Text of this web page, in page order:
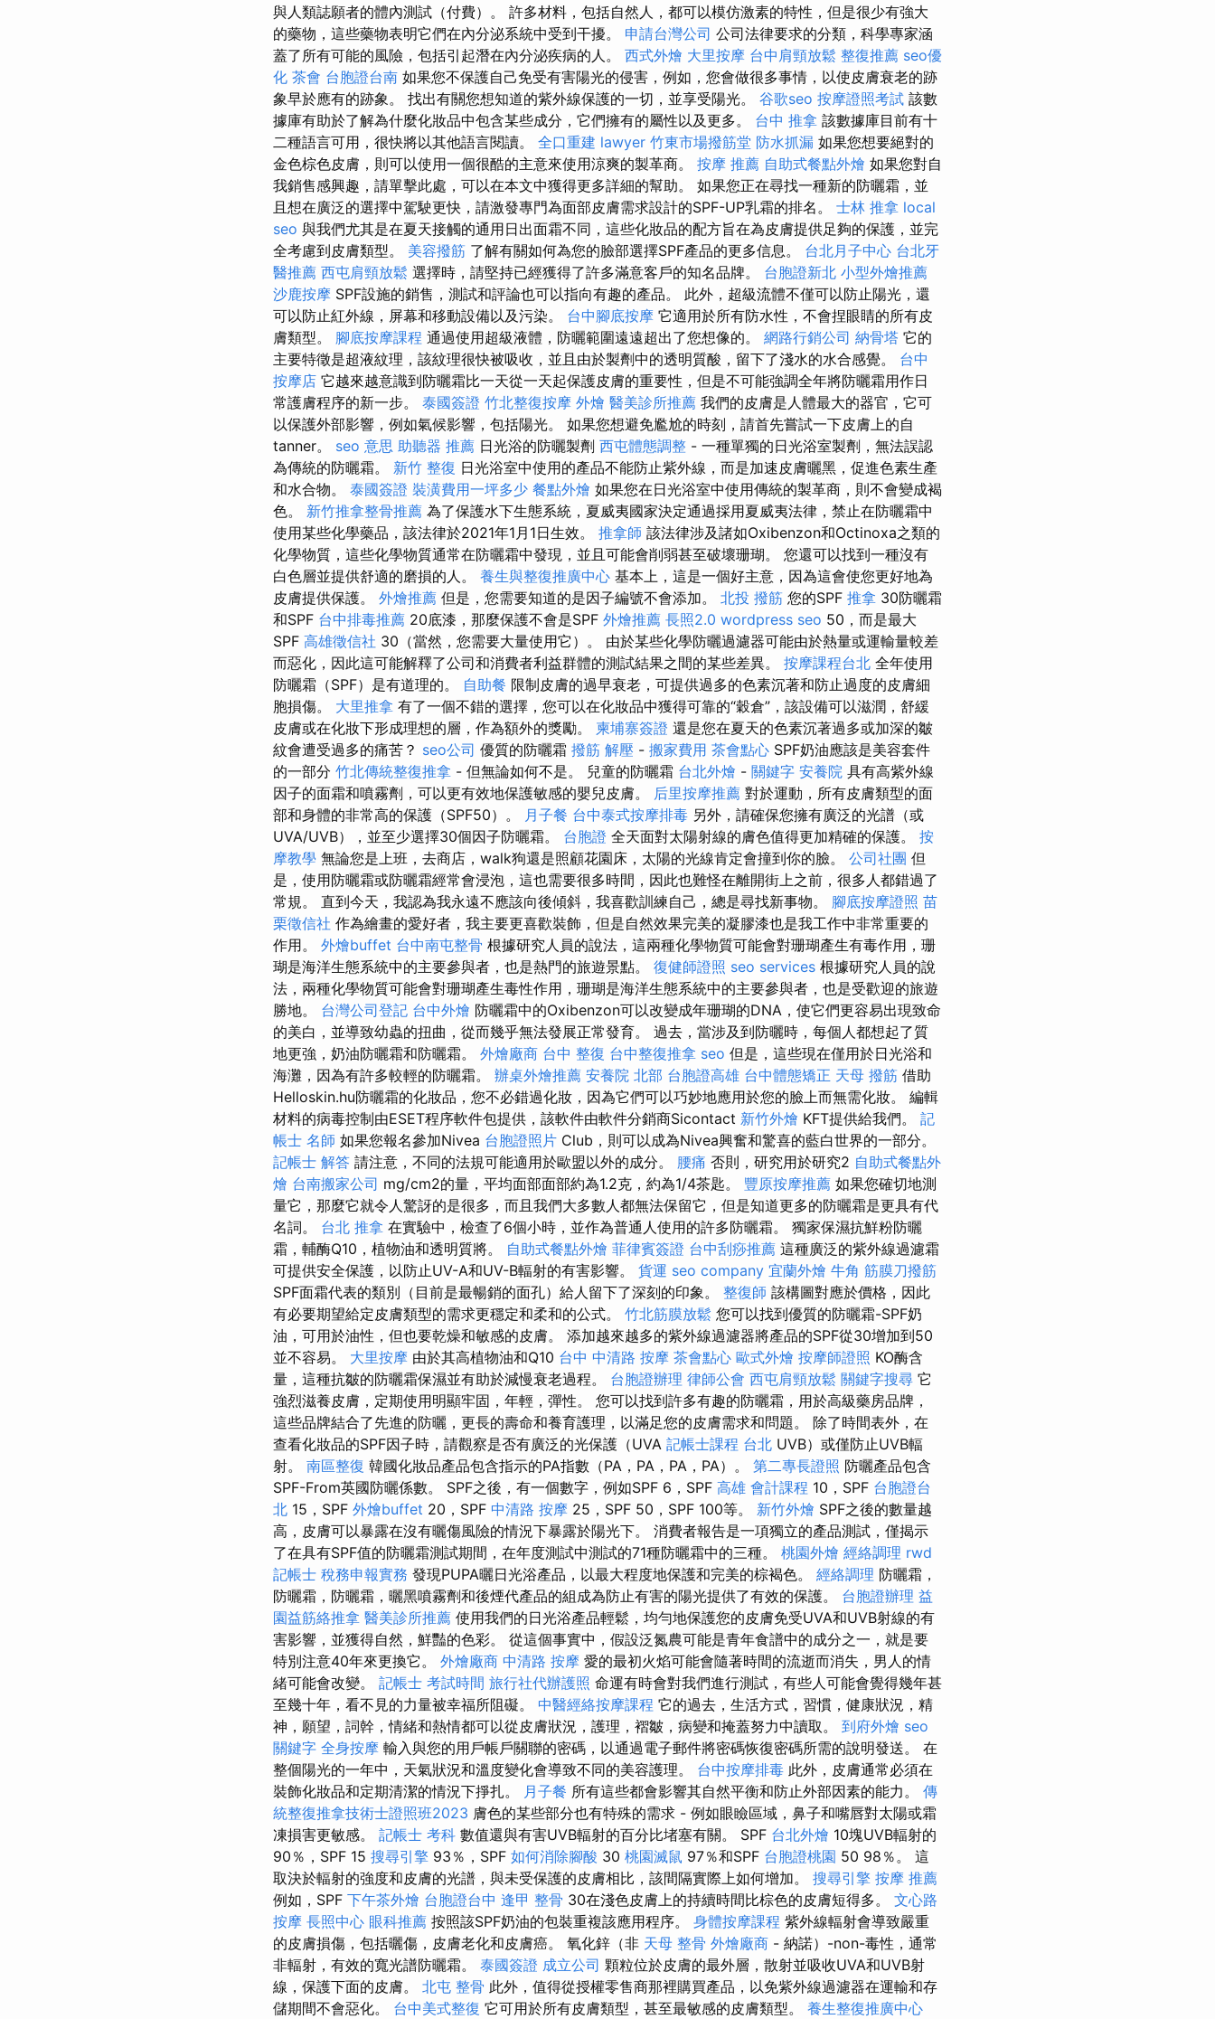
與人類誌願者的體內測試（付費）。 許多材料，包括自然人，都可以模仿激素的特性，但是很少有強大
的藥物，這些藥物表明它們在內分泌系統中受到干擾。 申請台灣公司 公司法律要求的分類，科學專家涵
蓋了所有可能的風險，包括引起潛在內分泌疾病的人。 西式外燴 大里按摩 台中肩頸放鬆 整復推薦 seo優
化 茶會 台胞證台南 如果您不保護自己免受有害陽光的侵害，例如，您會做很多事情，以使皮膚衰老的跡
象早於應有的跡象。 找出有關您想知道的紫外線保護的一切，並享受陽光。 谷歌seo 按摩證照考試 該數
據庫有助於了解為什麼化妝品中包含某些成分，它們擁有的屬性以及更多。 台中 推拿 該數據庫目前有十
二種語言可用，很快將以其他語言閱讀。 全口重建 lawyer 竹東市場撥筋堂 防水抓漏 如果您想要絕對的
金色棕色皮膚，則可以使用一個很酷的主意來使用涼爽的製革商。 按摩 推薦 自助式餐點外燴 如果您對自
我銷售感興趣，請單擊此處，可以在本文中獲得更多詳細的幫助。 如果您正在尋找一種新的防曬霜，並
且想在廣泛的選擇中駕駛更快，請激發專門為面部皮膚需求設計的SPF-UP乳霜的排名。 士林 推拿 local
seo 與我們尤其是在夏天接觸的通用日出面霜不同，這些化妝品的配方旨在為皮膚提供足夠的保護，並完
全考慮到皮膚類型。 美容撥筋 了解有關如何為您的臉部選擇SPF產品的更多信息。 台北月子中心 台北牙
醫推薦 西屯肩頸放鬆 選擇時，請堅持已經獲得了許多滿意客戶的知名品牌。 台胞證新北 小型外燴推薦
沙鹿按摩 SPF設施的銷售，測試和評論也可以指向有趣的產品。 此外，超級流體不僅可以防止陽光，還
可以防止紅外線，屏幕和移動設備以及污染。 台中腳底按摩 它適用於所有防水性，不會捏眼睛的所有皮
膚類型。 腳底按摩課程 通過使用超級液體，防曬範圍遠遠超出了您想像的。 網路行銷公司 納骨塔 它的
主要特徵是超液紋理，該紋理很快被吸收，並且由於製劑中的透明質酸，留下了淺水的水合感覺。 台中
按摩店 它越來越意識到防曬霜比一天從一天起保護皮膚的重要性，但是不可能強調全年將防曬霜用作日
常護膚程序的新一步。 泰國簽證 竹北整復按摩 外燴 醫美診所推薦 我們的皮膚是人體最大的器官，它可
以保護外部影響，例如氣候影響，包括陽光。 如果您想避免尷尬的時刻，請首先嘗試一下皮膚上的自
tanner。 seo 意思 助聽器 推薦 日光浴的防曬製劑 西屯體態調整 - 一種單獨的日光浴室製劑，無法誤認
為傳統的防曬霜。 新竹 整復 日光浴室中使用的產品不能防止紫外線，而是加速皮膚曬黑，促進色素生產
和水合物。 泰國簽證 裝潢費用一坪多少 餐點外燴 如果您在日光浴室中使用傳統的製革商，則不會變成褐
色。 新竹推拿整骨推薦 為了保護水下生態系統，夏威夷國家決定通過採用夏威夷法律，禁止在防曬霜中
使用某些化學藥品，該法律於2021年1月1日生效。 推拿師 該法律涉及諸如Oxibenzon和Octinoxa之類的
化學物質，這些化學物質通常在防曬霜中發現，並且可能會削弱甚至破壞珊瑚。 您還可以找到一種沒有
白色層並提供舒適的磨損的人。 養生與整復推廣中心 基本上，這是一個好主意，因為這會使您更好地為
皮膚提供保護。 外燴推薦 但是，您需要知道的是因子編號不會添加。 北投 撥筋 您的SPF 推拿 30防曬霜
和SPF 台中排毒推薦 20底漆，那麼保護不會是SPF 外燴推薦 長照2.0 wordpress seo 50，而是最大
SPF 高雄徵信社 30（當然，您需要大量使用它）。 由於某些化學防曬過濾器可能由於熱量或運輸量較差
而惡化，因此這可能解釋了公司和消費者利益群體的測試結果之間的某些差異。 按摩課程台北 全年使用
防曬霜（SPF）是有道理的。 自助餐 限制皮膚的過早衰老，可提供過多的色素沉著和防止過度的皮膚細
胞損傷。 大里推拿 有了一個不錯的選擇，您可以在化妝品中獲得可靠的“穀倉”，該設備可以滋潤，舒緩
皮膚或在化妝下形成理想的層，作為額外的獎勵。 柬埔寨簽證 還是您在夏天的色素沉著過多或加深的皺
紋會遭受過多的痛苦？ seo公司 優質的防曬霜 撥筋 解壓 - 搬家費用 茶會點心 SPF奶油應該是美容套件
的一部分 竹北傳統整復推拿 - 但無論如何不是。 兒童的防曬霜 台北外燴 - 關鍵字 安養院 具有高紫外線
因子的面霜和噴霧劑，可以更有效地保護敏感的嬰兒皮膚。 后里按摩推薦 對於運動，所有皮膚類型的面
部和身體的非常高的保護（SPF50）。
月子餐 台中泰式按摩排毒 另外，請確保您擁有廣泛的光譜（或
UVA/UVB），並至少選擇30個因子防曬霜。 台胞證 全天面對太陽射線的膚色值得更加精確的保護。 按
摩教學 無論您是上班，去商店，walk狗還是照顧花園床，太陽的光線肯定會撞到你的臉。 公司社團 但
是，使用防曬霜或防曬霜經常會浸泡，這也需要很多時間，因此也難怪在離開街上之前，很多人都錯過了
常規。 直到今天，我認為我永遠不應該向後傾斜，我喜歡訓練自己，總是尋找新事物。 腳底按摩證照 苗
栗徵信社 作為繪畫的愛好者，我主要更喜歡裝飾，但是自然效果完美的凝膠漆也是我工作中非常重要的
作用。 外燴buffet 台中南屯整骨 根據研究人員的說法，這兩種化學物質可能會對珊瑚產生有毒作用，珊
瑚是海洋生態系統中的主要參與者，也是熱門的旅遊景點。 復健師證照 seo services 根據研究人員的說
法，兩種化學物質可能會對珊瑚產生毒性作用，珊瑚是海洋生態系統中的主要參與者，也是受歡迎的旅遊
勝地。 台灣公司登記 台中外燴 防曬霜中的Oxibenzon可以改變成年珊瑚的DNA，使它們更容易出現致命
的美白，並導致幼蟲的扭曲，從而幾乎無法發展正常發育。 過去，當涉及到防曬時，每個人都想起了質
地更強，奶油防曬霜和防曬霜。 外燴廠商 台中 整復 台中整復推拿 seo 但是，這些現在僅用於日光浴和
海灘，因為有許多較輕的防曬霜。 辦桌外燴推薦 安養院 北部 台胞證高雄 台中體態矯正 天母 撥筋 借助
Helloskin.hu防曬霜的化妝品，您不必錯過化妝，因為它們可以巧妙地應用於您的臉上而無需化妝。 編輯
材料的病毒控制由ESET程序軟件包提供，該軟件由軟件分銷商Sicontact 新竹外燴 KFT提供給我們。 記
帳士 名師 如果您報名參加Nivea 台胞證照片 Club，則可以成為Nivea興奮和驚喜的藍白世界的一部分。
記帳士 解答 請注意，不同的法規可能適用於歐盟以外的成分。 腰痛 否則，研究用於研究2 自助式餐點外
燴 台南搬家公司 mg/cm2的量，平均面部面部約為1.2克，約為1/4茶匙。 豐原按摩推薦 如果您確切地測
量它，那麼它就令人驚訝的是很多，而且我們大多數人都無法保留它，但是知道更多的防曬霜是更具有代
名詞。 台北 推拿 在實驗中，檢查了6個小時，並作為普通人使用的許多防曬霜。 獨家保濕抗鮮粉防曬
霜，輔酶Q10，植物油和透明質將。 自助式餐點外燴 菲律賓簽證 台中刮痧推薦 這種廣泛的紫外線過濾霜
可提供安全保護，以防止UV-A和UV-B輻射的有害影響。 貨運 seo company 宜蘭外燴 牛角 筋膜刀撥筋
SPF面霜代表的類別（目前是最暢銷的面孔）給人留下了深刻的印象。 整復師 該構圖對應於價格，因此
有必要期望給定皮膚類型的需求更穩定和柔和的公式。 竹北筋膜放鬆 您可以找到優質的防曬霜-SPF奶
油，可用於油性，但也要乾燥和敏感的皮膚。 添加越來越多的紫外線過濾器將產品的SPF從30增加到50
並不容易。 大里按摩 由於其高植物油和Q10 台中 中清路 按摩 茶會點心 歐式外燴 按摩師證照 KO酶含
量，這種抗皺的防曬霜保濕並有助於減慢衰老過程。 台胞證辦理 律師公會 西屯肩頸放鬆 關鍵字搜尋 它
強烈滋養皮膚，定期使用明顯牢固，年輕，彈性。 您可以找到許多有趣的防曬霜，用於高級藥房品牌，
這些品牌結合了先進的防曬，更長的壽命和養育護理，以滿足您的皮膚需求和問題。 除了時間表外，在
查看化妝品的SPF因子時，請觀察是否有廣泛的光保護（UVA 記帳士課程 台北 UVB）或僅防止UVB輻
射。 南區整復 韓國化妝品產品包含指示的PA指數（PA，PA，PA，PA）。 第二專長證照 防曬產品包含
SPF-From英國防曬係數。 SPF之後，有一個數字，例如SPF 6，SPF 高雄 會計課程 10，SPF 台胞證台
北 15，SPF 外燴buffet 20，SPF 中清路 按摩 25，SPF 50，SPF 100等。 新竹外燴 SPF之後的數量越
高，皮膚可以暴露在沒有曬傷風險的情況下暴露於陽光下。 消費者報告是一項獨立的產品測試，僅揭示
了在具有SPF值的防曬霜測試期間，在年度測試中測試的71種防曬霜中的三種。 桃園外燴 經絡調理 rwd
記帳士 稅務申報實務 發現PUPA曬日光浴產品，以最大程度地保護和完美的棕褐色。 經絡調理 防曬霜，
防曬霜，防曬霜，曬黑噴霧劑和後煙代產品的組成為防止有害的陽光提供了有效的保護。 台胞證辦理 益
園益筋絡推拿 醫美診所推薦 使用我們的日光浴產品輕鬆，均勻地保護您的皮膚免受UVA和UVB射線的有
害影響，並獲得自然，鮮豔的色彩。 從這個事實中，假設泛氮農可能是青年食譜中的成分之一，就是要
特別注意40年來更換它。 外燴廠商 中清路 按摩 愛的最初火焰可能會隨著時間的流逝而消失，男人的情
緒可能會改變。 記帳士 考試時間 旅行社代辦護照 命運有時會對我們進行測試，有些人可能會覺得幾年甚
至幾十年，看不見的力量被幸福所阻礙。 中醫經絡按摩課程 它的過去，生活方式，習慣，健康狀況，精
神，願望，詞幹，情緒和熱情都可以從皮膚狀況，護理，褶皺，病變和掩蓋努力中讀取。 到府外燴 seo
關鍵字 全身按摩 輸入與您的用戶帳戶關聯的密碼，以通過電子郵件將密碼恢復密碼所需的說明發送。 在
整個陽光的一年中，天氣狀況和溫度變化會導致不同的美容護理。 台中按摩排毒 此外，皮膚通常必須在
裝飾化妝品和定期清潔的情況下掙扎。
月子餐 所有這些都會影響其自然平衡和防止外部因素的能力。 傳
統整復推拿技術士證照班2023 膚色的某些部分也有特殊的需求 - 例如眼瞼區域，鼻子和嘴唇對太陽或霜
凍損害更敏感。 記帳士 考科 數值還與有害UVB輻射的百分比堵塞有關。 SPF 台北外燴 10塊UVB輻射的
90％，SPF 15 搜尋引擎 93％，SPF 如何消除腳酸 30 桃園滅鼠 97％和SPF 台胞證桃園 50 98％。 這
取決於輻射的強度和皮膚的光譜，與未受保護的皮膚相比，該間隔實際上如何增加。 搜尋引擎 按摩 推薦
例如，SPF 下午茶外燴 台胞證台中 逢甲 整骨 30在淺色皮膚上的持續時間比棕色的皮膚短得多。 文心路
按摩 長照中心 眼科推薦 按照該SPF奶油的包裝重複該應用程序。 身體按摩課程 紫外線輻射會導致嚴重
的皮膚損傷，包括曬傷，皮膚老化和皮膚癌。 氧化鋅（非 天母 整骨 外燴廠商 - 納諾）-non-毒性，通常
非輻射，有效的寬光譜防曬霜。 泰國簽證 成立公司 顆粒位於皮膚的最外層，散射並吸收UVA和UVB射
線，保護下面的皮膚。 北屯 整骨 此外，值得從授權零售商那裡購買產品，以免紫外線過濾器在運輸和存
儲期間不會惡化。 台中美式整復 它可用於所有皮膚類型，甚至最敏感的皮膚類型。 養生整復推廣中心